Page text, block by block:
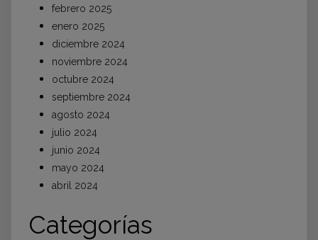
febrero 2025
enero 2025
diciembre 2024
noviembre 2024
octubre 2024
septiembre 2024
agosto 2024
julio 2024
junio 2024
mayo 2024
abril 2024
Categorías